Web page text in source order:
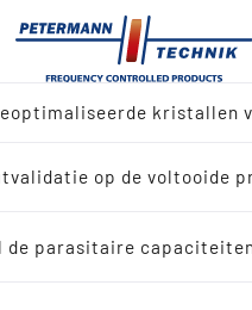
kristallen
op de voltooide
de parasitaire